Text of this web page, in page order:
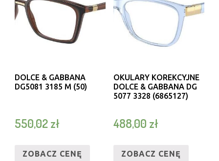
DOLCE & GABBANA
DG5081 3185 M (50)
550,02zł
ZOBACZ CENĘ
OKULARY KOREKCYJNE
DOLCE & GABBANA DG
5077 3328 (6865127)
488,00 zł
ZOBACZ CENĘ